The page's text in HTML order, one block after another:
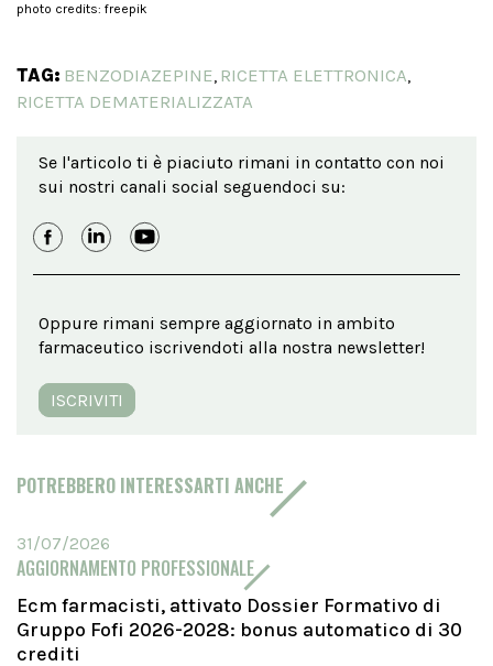
photo credits: freepik
TAG: BENZODIAZEPINE, RICETTA ELETTRONICA,
RICETTA DEMATERIALIZZATA
Se l'articolo ti è piaciuto rimani in contatto con noi
sui nostri canali social seguendoci su:
Oppure rimani sempre aggiornato in ambito
farmaceutico iscrivendoti alla nostra newsletter!
ISCRIVITI
POTREBBERO INTERESSARTI ANCHE
31/07/2026
AGGIORNAMENTO PROFESSIONALE
Ecm farmacisti, attivato Dossier Formativo di
Gruppo Fofi 2026-2028: bonus automatico di 30
crediti